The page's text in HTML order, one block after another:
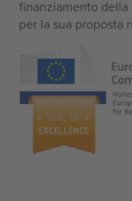
finanziamento
per la sua proposta